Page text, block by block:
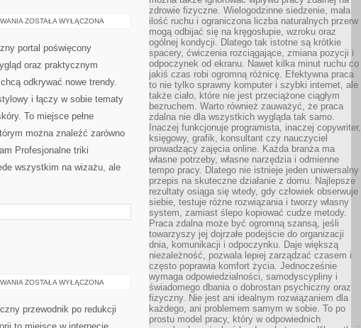
MODA
ZOSTAŁA WYŁĄCZONA
portal poświęcony
oraz praktycznym
odkrywać nowe trendy.
i łączy w sobie tematy
To miejsce pełne
można znaleźć zarówno
Profesjonalne triki
wszystkim na wizażu, ale
PORADNIK
ZOSTAŁA WYŁĄCZONA
przewodnik po redukcji
zdrowie fizyczne. Wielogodzinne siedzenie, mała
ilość ruchu i ograniczona liczba naturalnych przerw
mogą odbijać się na kręgosłupie, wzroku oraz
ogólnej kondycji. Dlatego tak istotne są krótkie
spacery, ćwiczenia rozciągające, zmiana pozycji i
odpoczynek od ekranu. Nawet kilka minut ruchu co
jakiś czas robi ogromną różnicę. Efektywna praca
to nie tylko sprawny komputer i szybki internet, ale
także ciało, które nie jest przeciążone ciągłym
bezruchem. Warto również zauważyć, że praca
zdalna nie dla wszystkich wygląda tak samo.
Inaczej funkcjonuje programista, inaczej copywriter,
księgowy, grafik, konsultant czy nauczyciel
prowadzący zajęcia online. Każda branża ma
własne potrzeby, własne narzędzia i odmienne
tempo pracy. Dlatego nie istnieje jeden uniwersalny
przepis na skuteczne działanie z domu. Najlepsze
rezultaty osiąga się wtedy, gdy człowiek obserwuje
siebie, testuje różne rozwiązania i tworzy własny
system, zamiast ślepo kopiować cudze metody.
Praca zdalna może być ogromną szansą, jeśli
towarzyszy jej dojrzałe podejście do organizacji
dnia, komunikacji i odpoczynku. Daje większą
niezależność, pozwala lepiej zarządzać czasem i
często poprawia komfort życia. Jednocześnie
wymaga odpowiedzialności, samodyscypliny i
świadomego dbania o dobrostan psychiczny oraz
fizyczny. Nie jest ani idealnym rozwiązaniem dla
każdego, ani problemem samym w sobie. To po
prostu model pracy, który w odpowiednich